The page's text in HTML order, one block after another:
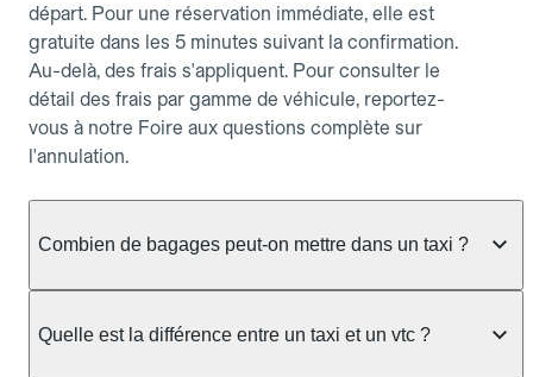
départ. Pour une réservation immédiate, elle est
gratuite dans les 5 minutes suivant la confirmation.
Au-delà, des frais s'appliquent. Pour consulter le
détail des frais par gamme de véhicule, reportez-
vous à notre Foire aux questions complète sur
l'annulation.
Combien de bagages peut-on mettre dans un taxi ?
taxi berline accueille en général jusqu'à 3 bagages
Quelle est la différence entre un taxi et un vtc ?